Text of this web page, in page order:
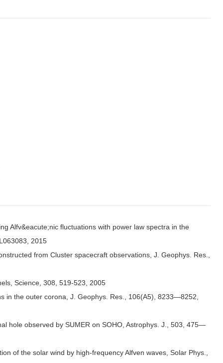
Alfv&eacute;nic fluctuations with power law spectra in the
2015
from Cluster spacecraft observations, J. Geophys. Res.,
Science, 308, 519-523, 2005
in the outer corona, J. Geophys. Res., 106(A5), 8233—8252,
hole observed by SUMER on SOHO, Astrophys. J., 503, 475—
of the solar wind by high-frequency Alfven waves, Solar Phys.,